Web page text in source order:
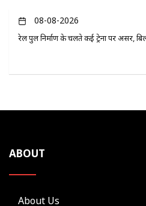
08-08-2026
रेल पुल निर्माण के चलते कई ट्रेनों पर असर,
ABOUT
About Us